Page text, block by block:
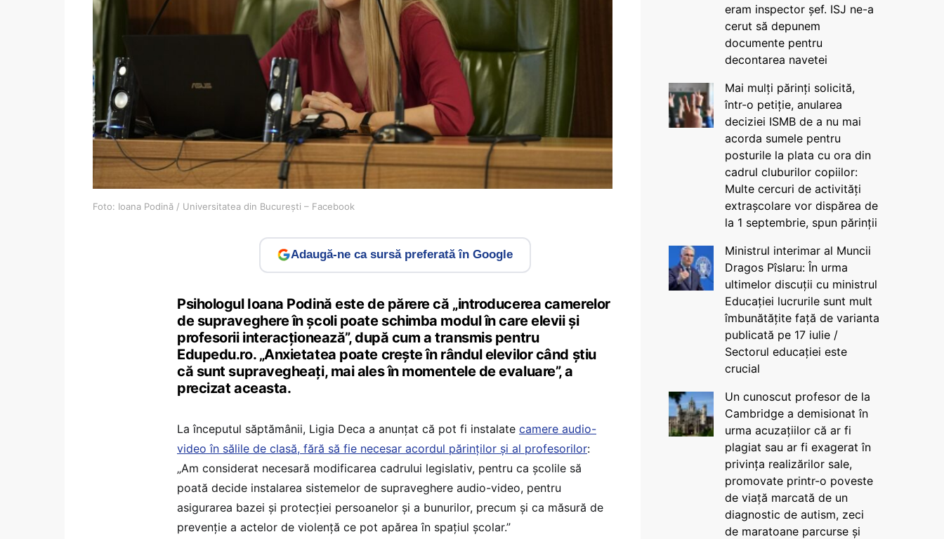
Foto: Ioana Podină / Universitatea din București – Facebook
Adaugă-ne ca sursă preferată în Google
Psihologul Ioana Podină este de părere că „introducerea camerelor
de supraveghere în școli poate schimba modul în care elevii și
profesorii interacționează”, după cum a transmis pentru
Edupedu.ro. „Anxietatea poate crește în rândul elevilor când știu
că sunt supravegheați, mai ales în momentele de evaluare”, a
precizat aceasta.
La începutul săptămânii, Ligia Deca a anunțat că pot fi instalate camere audio-
video în sălile de clasă, fără să fie necesar acordul părinților și al profesorilor:
„Am considerat necesară modificarea cadrului legislativ, pentru ca școlile să
poată decide instalarea sistemelor de supraveghere audio-video, pentru
asigurarea bazei și protecției persoanelor și a bunurilor, precum și ca măsură de
prevenție a actelor de violență ce pot apărea în spațiul școlar.”
eram inspector șef. ISJ ne-a
cerut să depunem
documente pentru
decontarea navetei
Mai mulți părinți solicită,
într-o petiție, anularea
deciziei ISMB de a nu mai
acorda sumele pentru
posturile la plata cu ora din
cadrul cluburilor copiilor:
Multe cercuri de activități
extrașcolare vor dispărea de
la 1 septembrie, spun părinții
Ministrul interimar al Muncii
Dragos Pîslaru: În urma
ultimelor discuții cu ministrul
Educației lucrurile sunt mult
îmbunătățite față de varianta
publicată pe 17 iulie /
Sectorul educației este
crucial
Un cunoscut profesor de la
Cambridge a demisionat în
urma acuzațiilor că ar fi
plagiat sau ar fi exagerat în
privința realizărilor sale,
promovate printr-o poveste
de viață marcată de un
diagnostic de autism, zeci
de maratoane parcurse și